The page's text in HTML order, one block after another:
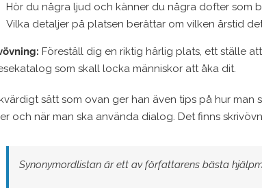
Hör du några ljud och känner du några dofter som
Vilka detaljer på platsen berättar om vilken årstid
Föreställ dig en riktig härlig plats, ett ställe
som skall locka människor att åka dit.
sätt som ovan ger han även tips på hur man
och när man ska använda dialog. Det finns
Synonymordlistan är ett av författarens bästa